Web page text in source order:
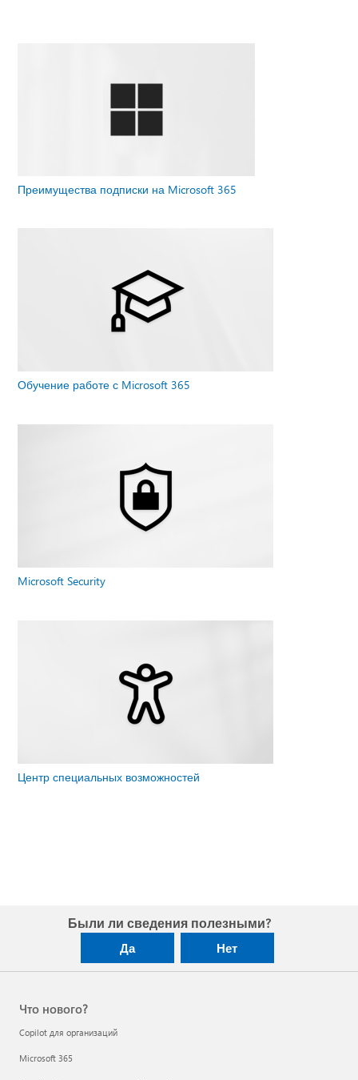
Преимущества подписки на Microsoft 365
Обучение работе с Microsoft 365
Microsoft Security
Центр специальных возможностей
Были ли сведения полезными?
Да Нет
Что нового?
Copilot для организаций
Microsoft 365